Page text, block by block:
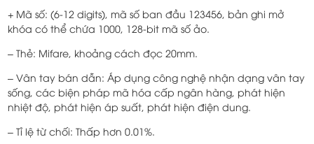
+ Mã số: (6-12 digits), mã số ban đầu 123456, bản ghi mở
khóa có thể chứa 1000, 128-bit mã số ảo.
– Thẻ: Mifare, khoảng cách đọc 20mm.
– Vân tay bán dẫn: Áp dụng công nghệ nhận dạng vân tay
sống, các biện pháp mã hóa cấp ngân hàng, phát hiện
nhiệt độ, phát hiện áp suất, phát hiện điện dung.
– Tỉ lệ từ chối: Thấp hơn 0.01%.